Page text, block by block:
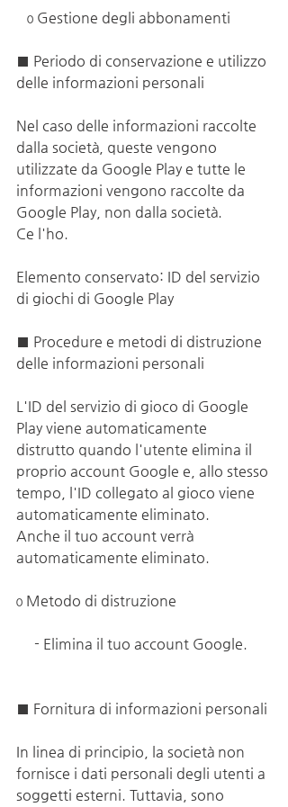
ο Gestione degli abbonamenti
■ Periodo di conservazione e utilizzo
delle informazioni personali
Nel caso delle informazioni raccolte
dalla società, queste vengono
utilizzate da Google Play e tutte le
informazioni vengono raccolte da
Google Play, non dalla società.
Ce l'ho.
Elemento conservato: ID del servizio
di giochi di Google Play
■ Procedure e metodi di distruzione
delle informazioni personali
L'ID del servizio di gioco di Google
Play viene automaticamente
distrutto quando l'utente elimina il
proprio account Google e, allo stesso
tempo, l'ID collegato al gioco viene
automaticamente eliminato.
Anche il tuo account verrà
automaticamente eliminato.
ο Metodo di distruzione
- Elimina il tuo account Google.
■ Fornitura di informazioni personali
In linea di principio, la società non
fornisce i dati personali degli utenti a
soggetti esterni. Tuttavia, sono